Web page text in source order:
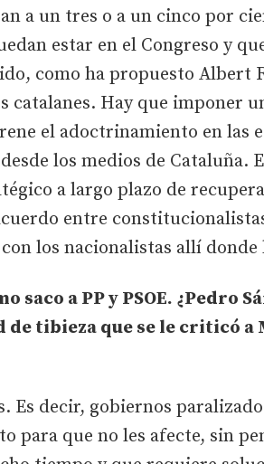
a un tres o a un cinco por
estar en el Congreso y
como ha propuesto Albert
catalanes. Hay que imponer
el adoctrinamiento en las
los medios de Cataluña.
a largo plazo de
entre
los nacionalistas allí
saco a PP y PSOE. ¿Pedro
tibieza que se le criticó a
Es decir, gobiernos
para que no les afecte, sin